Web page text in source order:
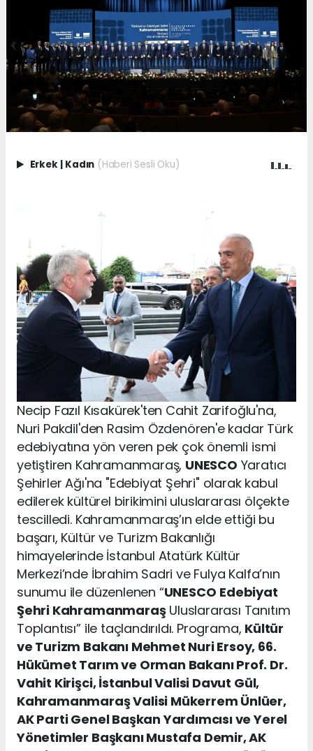
Erkek Kadın (Haberi Sesli Oku)
Necip Fazıl Kısakürek'ten Cahit Zarifoğlu'na,
Nuri Pakdil'den Rasim Özdenören'e kadar Türk
edebiyatına yön veren pek çok önemli ismi
yetiştiren Kahramanmaraş, UNESCO Yaratıcı
Şehirler Ağı'na "Edebiyat Şehri" olarak kabul
edilerek kültürel birikimini uluslararası ölçekte
tescilledi. Kahramanmaraş’ın elde ettiği bu
başarı, Kültür ve Turizm Bakanlığı
himayelerinde İstanbul Atatürk Kültür
Merkezi’nde İbrahim Sadri ve Fulya Kalfa’nın
sunumu ile düzenlenen “UNESCO Edebiyat
Şehri KahramanmaraşUluslararası Tanıtım
Toplantısı” ile taçlandırıldı. Programa, Kültür
ve Turizm Bakanı Mehmet Nuri Ersoy, 66.
Hükümet Tarım ve Orman Bakanı Prof. Dr.
Vahit Kirişci, İstanbul Valisi Davut Gül,
Kahramanmaraş Valisi Mükerrem Ünlüer,
AK Parti Genel Başkan Yardımcısı ve Yerel
Yönetimler Başkanı Mustafa Demir, AK